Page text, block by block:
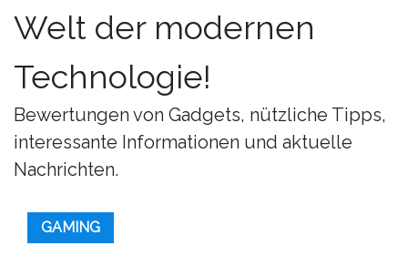
Welt der modernen
Technologie!
Bewertungen von Gadgets, nützliche Tipps,
interessante Informationen und aktuelle
Nachrichten.
GAMING